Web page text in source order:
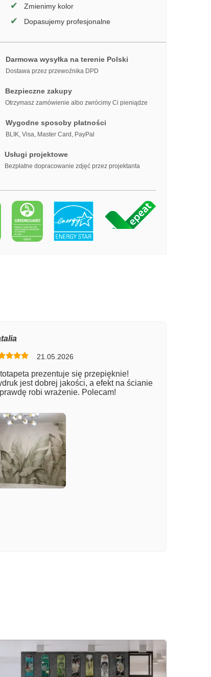
✔ Zmienimy kolor
✔ Dopasujemy profesjonalne
Darmowa wysyłka na terenie Polski
Dostawa przez przewoźnika DPD
Bezpieczne zakupy
Otrzymasz zamówienie albo zwrócimy Ci pieniądze
Wygodne sposoby płatności
BLIK, Visa, Master Card, PayPal
Usługi projektowe
Bezpłatne dopracowanie zdjęć przez projektanta
GRAFFITI ULICZNE
21.05.2026
prezentuje się przepięknie!
jest dobrej jakości, a efekt na ścianie
robi wrażenie. Polecam!